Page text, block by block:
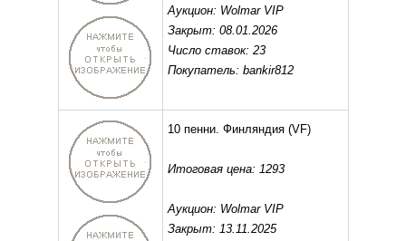
Аукцион: Wolmar VIP
Закрыт: 08.01.2026
Число ставок: 23
Покупатель: bankir812
10 пенни. Финляндия(VF)
Итоговая цена: 1293
Аукцион: Wolmar VIP
Закрыт: 13.11.2025